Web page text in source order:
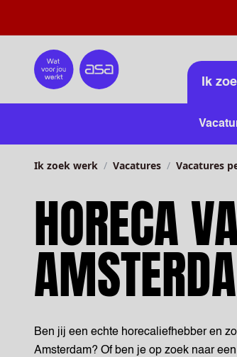
Home Ik
Ik zoek werk Vacatures Vacatures
HORECA
Ben jij een echte horecaliefhebber en
Amsterdam? Of ben je op zoek naar